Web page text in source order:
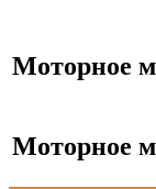
Моторное
Моторное